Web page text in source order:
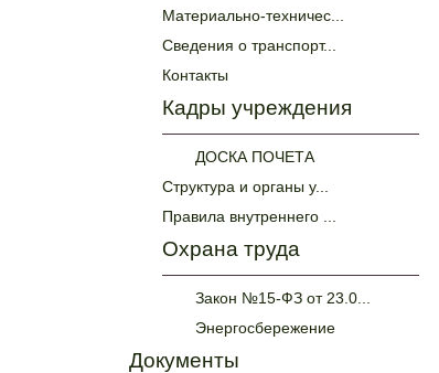
Материально-техничес...
Сведения о транспорт...
Контакты
Кадры учреждения
ДОСКА ПОЧЕТА
Структура и органы у...
Правила внутреннего ...
Охрана труда
Закон №15-ФЗ от 23.0...
Энергосбережение
Документы